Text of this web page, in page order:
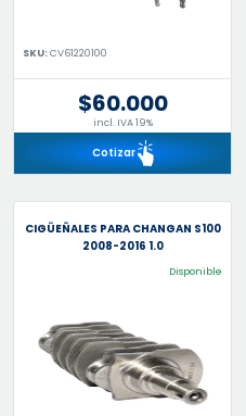
SKU:CV61220100
$60.000
incl. IVA 19%
Cotizar
CIGÜEÑALES PARA CHANGAN S100
2008-2016 1.0
Disponible